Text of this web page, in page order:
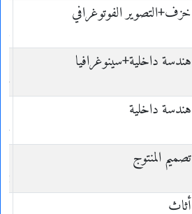
خزف+التصوير الفوتوغرافي
هندسة داخلية+سينوغرافيا
هندسة داخلية
تصميم المنتوج
أثاث